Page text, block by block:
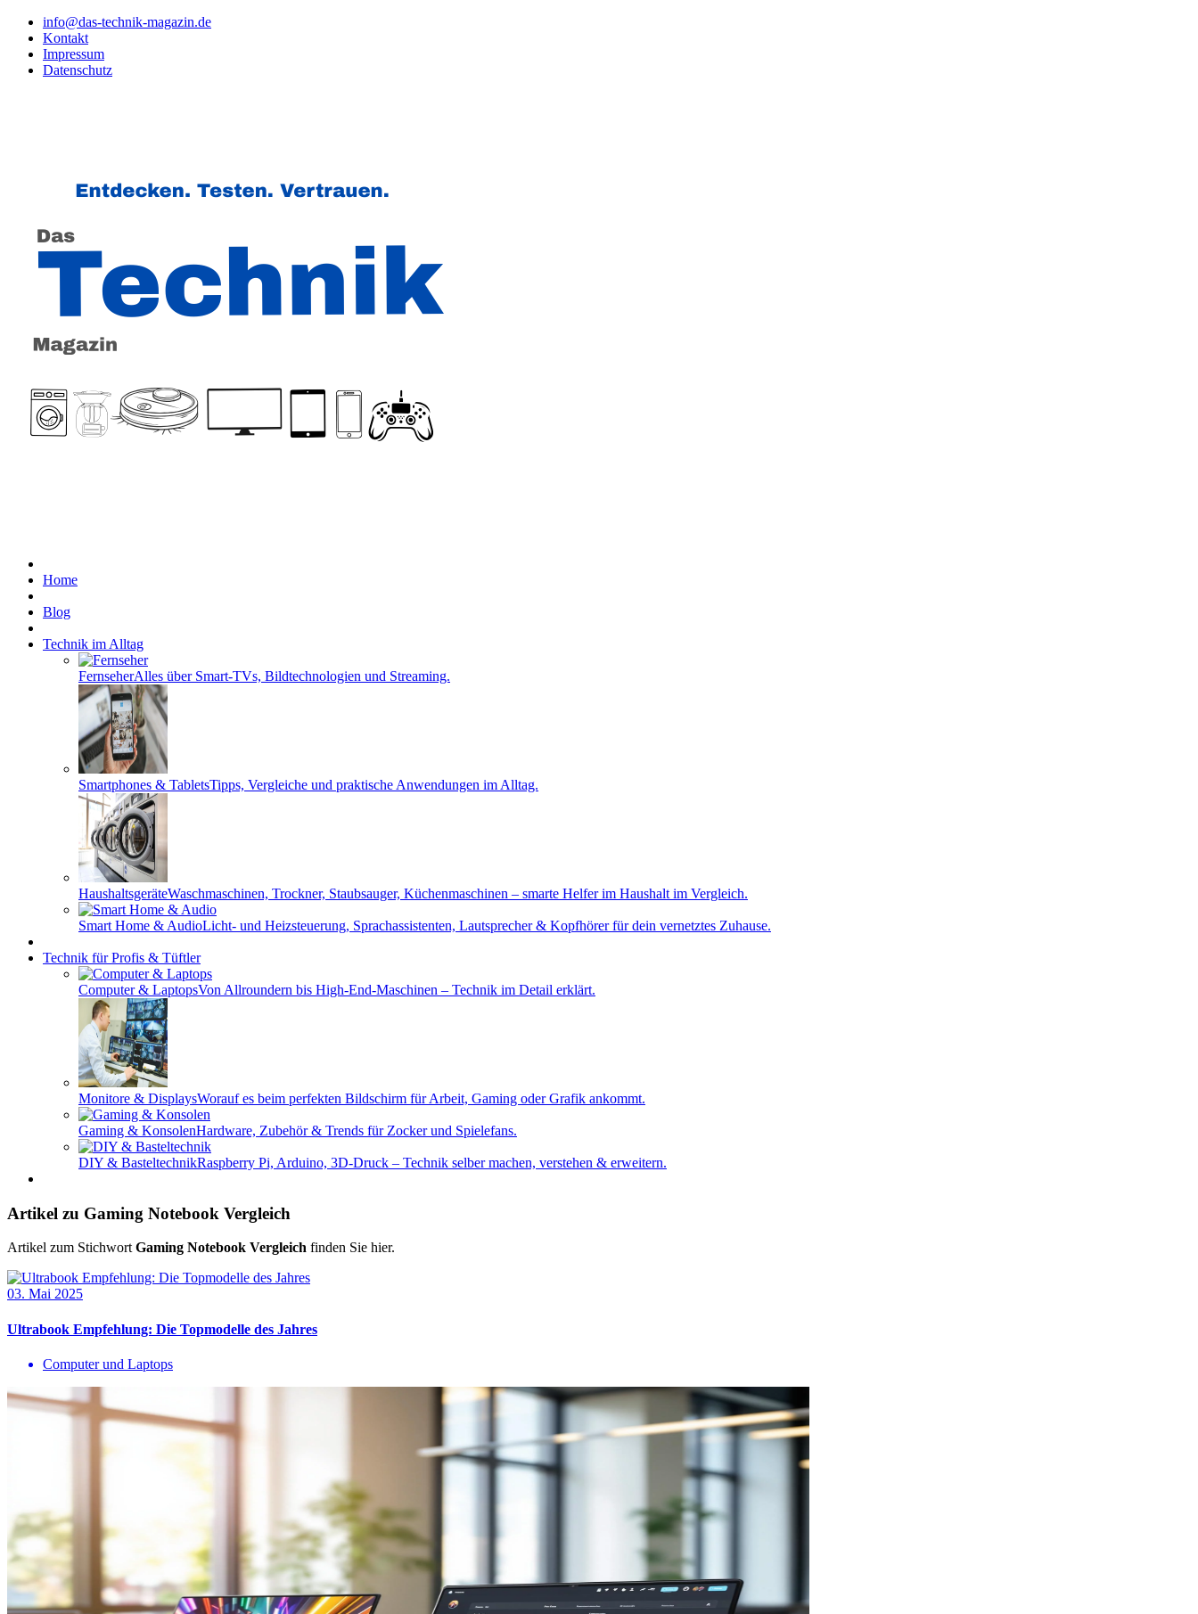
info@das-technik-magazin.de
Kontakt
Impressum
Datenschutz
Home
Blog
Technik im Alltag
FernseherAlles über Smart-TVs, Bildtechnologien und Streaming.
Smartphones & TabletsTipps, Vergleiche und praktische Anwendungen im Alltag.
HaushaltsgeräteWaschmaschinen, Trockner, Staubsauger, Küchenmaschinen – smarte Helfer im Haushalt im Vergleich.
Smart Home & AudioLicht- und Heizsteuerung, Sprachassistenten, Lautsprecher & Kopfhörer für dein vernetztes Zuhause.
Technik für Profis & Tüftler
Computer & LaptopsVon Allroundern bis High-End-Maschinen – Technik im Detail erklärt.
Monitore & DisplaysWorauf es beim perfekten Bildschirm für Arbeit, Gaming oder Grafik ankommt.
Gaming & KonsolenHardware, Zubehör & Trends für Zocker und Spielefans.
DIY & BasteltechnikRaspberry Pi, Arduino, 3D-Druck – Technik selber machen, verstehen & erweitern.
Artikel zu Gaming Notebook Vergleich
Artikel zum StichwortGaming Notebook Vergleich finden Sie hier.
03. Mai 2025
Ultrabook Empfehlung: Die Topmodelle des Jahres
Computer und Laptops